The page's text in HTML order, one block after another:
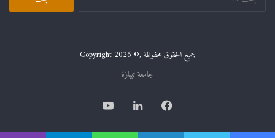
جميع الحقوق محفوظة ,© Copyright 2026
جامعة تيبازة
فيسبوكلينكدإن يوتيوب